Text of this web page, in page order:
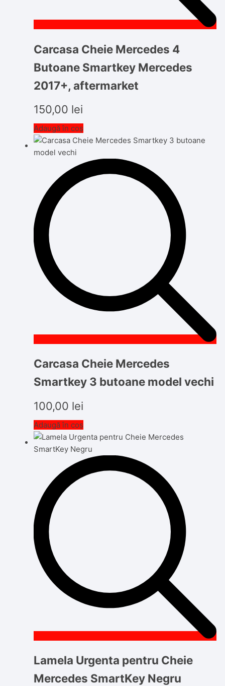
Carcasa Cheie Mercedes 4
Butoane Smartkey Mercedes
2017+, aftermarket
150,00 lei
Adaugă în coș
Carcasa Cheie Mercedes
Smartkey 3 butoane model vechi
100,00 lei
Adaugă în coș
Lamela Urgenta pentru Cheie
Mercedes SmartKey Negru